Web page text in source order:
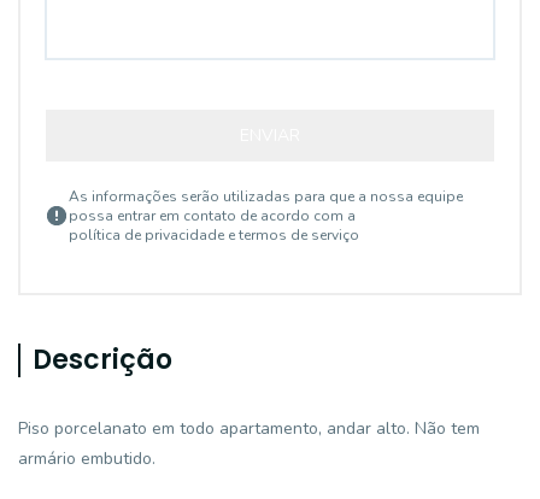
As informações serão utilizadas para que a nossa equipe
possa entrar em contato de acordo com a
política de privacidade e termos de serviço
Descrição
Piso porcelanato em todo apartamento, andar alto. Não tem
armário embutido.